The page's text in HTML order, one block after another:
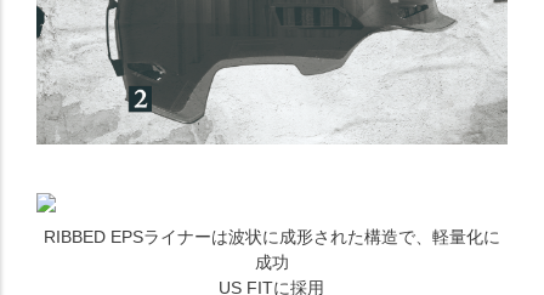
RIBBED EPSライナーは波状に成形された構造で、軽量化に
成功
US FITに採用